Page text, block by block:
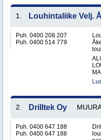
1. Louhintaliike Velj.
Puh. 0400 208 207
Puh. 0400 514 779
2. Drilltek Oy
Puh. 0400 647 188
Puh. 0400 647 188